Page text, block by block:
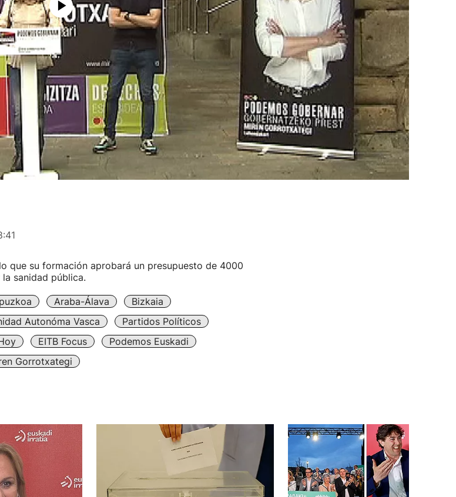
que su formación aprobará un presupuesto de 4000
sanidad pública.
Araba-Álava
Bizkaia
Autonóma Vasca
Partidos Políticos
EITB Focus
Podemos Euskadi
Gorrotxategi